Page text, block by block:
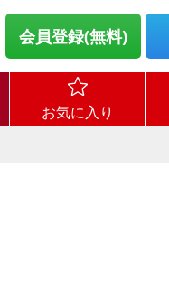
会員登録(無料)
お気に入り